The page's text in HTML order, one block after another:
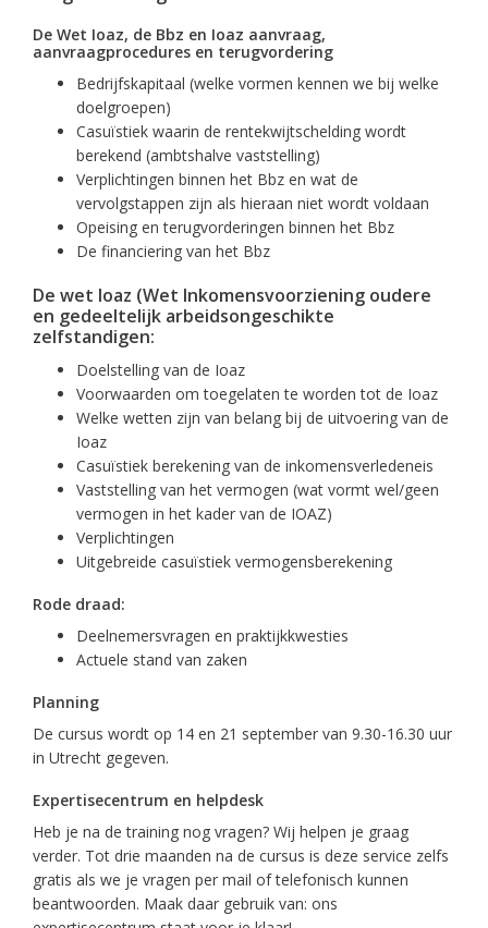
De Wet Ioaz, de Bbz en Ioaz aanvraag,
aanvraagprocedures en terugvordering
Bedrijfskapitaal (welke vormen kennen we bij welke
doelgroepen)
Casuïstiek waarin de rentekwijtschelding wordt
berekend (ambtshalve vaststelling)
Verplichtingen binnen het Bbz en wat de
vervolgstappen zijn als hieraan niet wordt voldaan
Opeising en terugvorderingen binnen het Bbz
De financiering van het Bbz
De wet Ioaz (Wet Inkomensvoorziening oudere
en gedeeltelijk arbeidsongeschikte
zelfstandigen:
Doelstelling van de Ioaz
Voorwaarden om toegelaten te worden tot de Ioaz
Welke wetten zijn van belang bij de uitvoering van de
Ioaz
Casuïstiek berekening van de inkomensverledeneis
Vaststelling van het vermogen (wat vormt wel/geen
vermogen in het kader van de IOAZ)
Verplichtingen
Uitgebreide casuïstiek vermogensberekening
Rode draad:
Deelnemersvragen en praktijkkwesties
Actuele stand van zaken
Planning
De cursus wordt op 14 en 21 september van 9.30-16.30 uur
in Utrecht gegeven.
Expertisecentrum en helpdesk
Heb je na de training nog vragen? Wij helpen je graag
verder. Tot drie maanden na de cursus is deze service zelfs
gratis als we je vragen per mail of telefonisch kunnen
beantwoorden. Maak daar gebruik van: ons